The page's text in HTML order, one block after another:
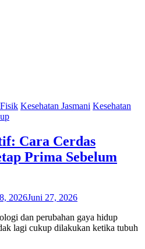
Kesehatan Jasmani Kesehatan
Cara Cerdas
Prima Sebelum
2026Juni 27, 2026
dan perubahan gaya hidup
lagi cukup dilakukan ketika tubuh